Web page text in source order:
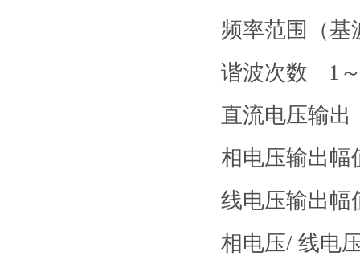
频率范围（
谐波次数
1
直流电压输出
相电压输出
线电压输出
相电压/ 线电